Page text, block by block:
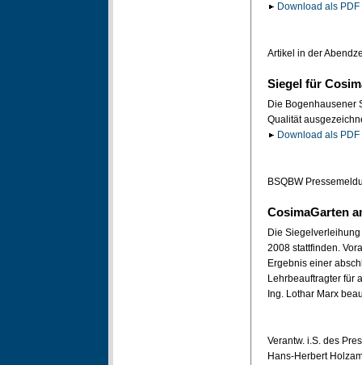
Download als PDF
Artikel in der
Siegel für
Die Bogenhausener
Qualität
Download als
BSQBW
CosimaGarten
Die
2008 stattfinden.
Ergebnis einer
Lehrbeauftragter für
Ing. Lothar Marx
Verantw. i.S. des
Hans-Herbert